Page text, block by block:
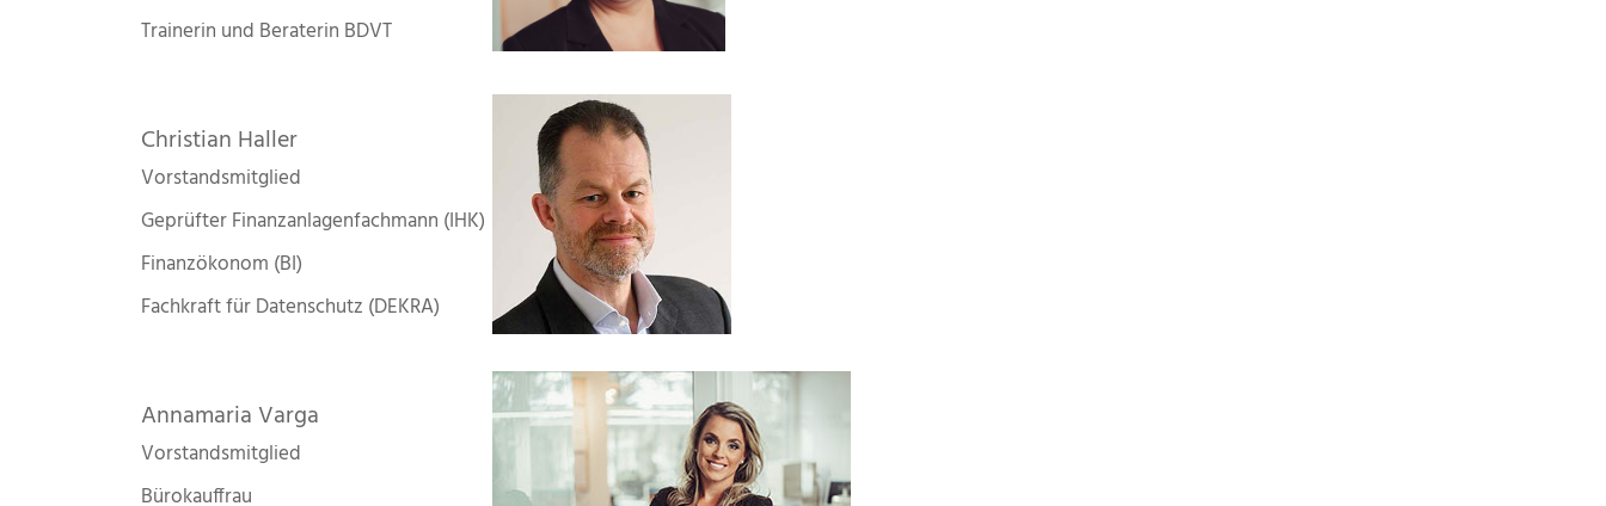
Trainerin und Beraterin BDVT
Christian Haller
Vorstandsmitglied
Geprüfter Finanzanlagenfachmann (IHK)
Finanzökonom (BI)
Fachkraft für Datenschutz (DEKRA)
Annamaria Varga
Vorstandsmitglied
Bürokauffrau